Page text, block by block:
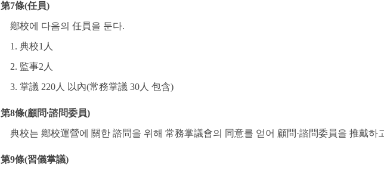
第7條(任員)
鄕校에 다음의 任員을 둔다.
1. 典校1人
2. 監事2人
3. 掌議 220人 以內(常務掌議 30人 包含)
第8條(顧問∙諮問委員)
典校는 鄕校運營에 關한 諮問을 위해 常務掌議會의 同意를 얻어 顧問·諮問委員을 推戴하
第9條(習儀掌議)